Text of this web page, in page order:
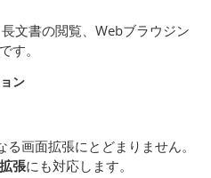
文書の閲覧、Webブラウジン
す。
ン
画面拡張にとどまりません。
張にも対応します。